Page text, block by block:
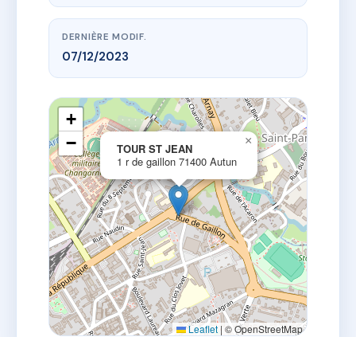
DERNIÈRE MODIF.
07/12/2023
TOUR ST JEAN
1 r de gaillon 71400 Autun
×
+
−
Leaflet | © OpenStreetMap